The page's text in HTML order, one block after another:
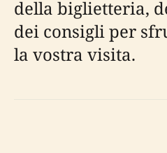
della biglietteria,
dei consigli per
la vostra visita.